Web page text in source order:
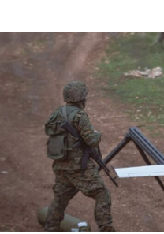
الطاقة؟